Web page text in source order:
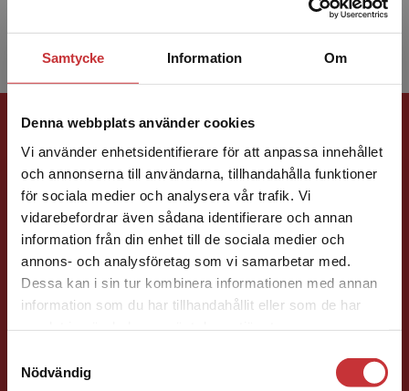
Samtycke Information Om
Denna webbplats använder cookies
Vi använder enhetsidentifierare för att anpassa innehållet
och annonserna till användarna, tillhandahålla funktioner
för sociala medier och analysera vår trafik. Vi
vidarebefordrar även sådana identifierare och annan
information från din enhet till de sociala medier och
annons- och analysföretag som vi samarbetar med.
Dessa kan i sin tur kombinera informationen med annan
information som du har tillhandahållit eller som de har
Nödvändig
Begränsad fraktregion
Det verkar som att du besöker
studentlitteratur.se via en enhet utanför Sverige.
Vi erbjuder inte leveranser utanför Sverige. För
att kunna slutföra ett köp måste
Förlagskontakt
Marie Hannerstig